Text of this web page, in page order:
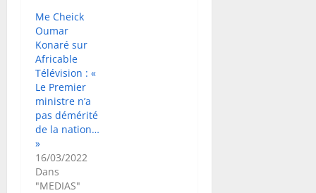
Me Cheick
Oumar
Konaré sur
Africable
Télévision : «
Le Premier
ministre n’a
pas démérité
de la nation…
»
16/03/2022
Dans
"MEDIAS"